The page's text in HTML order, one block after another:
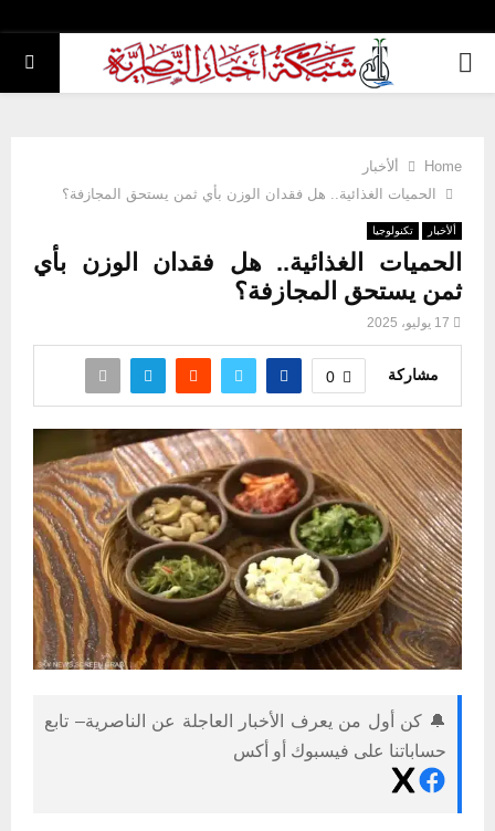
PRIMARY
Home
ألأخبار
الحميات الغذائية.. هل فقدان الوزن بأي ثمن يستحق المجازفة؟
ألأخبار تكنولوجيا
الحميات الغذائية.. هل فقدان الوزن بأي
ثمن يستحق المجازفة؟
17 يوليو، 2025
مشاركة 0
🔔 كن أول من يعرف الأخبار العاجلة عن الناصرية– تابع
حساباتنا على فيسبوك أو أكس